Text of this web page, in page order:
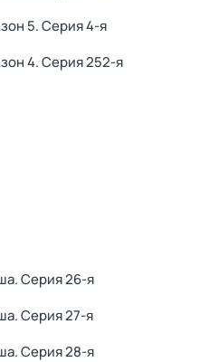
5. Серия 4-я
4. Серия 252-я
. Серия 26-я
. Серия 27-я
. Серия 28-я